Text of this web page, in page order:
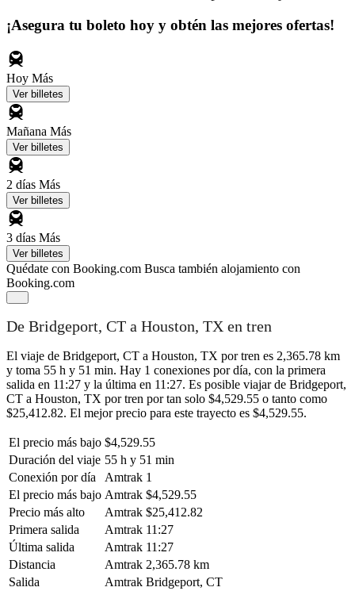
¡Asegura tu boleto hoy y obtén las mejores ofertas!
Hoy Más
Ver billetes
Mañana Más
Ver billetes
2 días Más
Ver billetes
3 días Más
Ver billetes
Quédate con Booking.com Busca también alojamiento con
Booking.com
De Bridgeport, CT a Houston, TX en tren
El viaje de Bridgeport, CT a Houston, TX por tren es 2,365.78 km
y toma 55 h y 51 min. Hay 1 conexiones por día, con la primera
salida en 11:27 y la última en 11:27. Es posible viajar de Bridgeport,
CT a Houston, TX por tren por tan solo $4,529.55 o tanto como
$25,412.82. El mejor precio para este trayecto es $4,529.55.
El precio más bajo $4,529.55
Duración del viaje 55 h y 51 min
Conexión por día
Amtrak 1
El precio más bajo Amtrak $4,529.55
Precio más alto
Amtrak $25,412.82
Primera salida
Amtrak 11:27
Última salida
Amtrak 11:27
Distancia
Amtrak 2,365.78 km
Salida
Amtrak Bridgeport, CT